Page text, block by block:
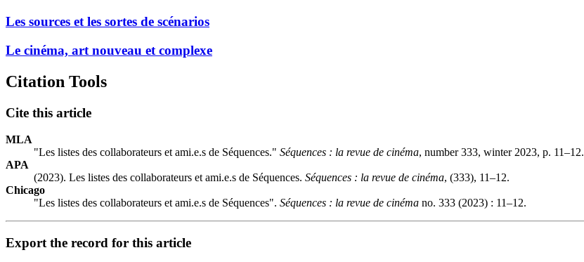
Les sources et les sortes de scénarios
Le cinéma, art nouveau et complexe
Citation Tools
Cite this article
MLA
"Les listes des collaborateurs et ami.e.s de Séquences." Séquences : la revue de cinéma, number 333, winter 2023, p. 11–12.
APA
(2023). Les listes des collaborateurs et ami.e.s de Séquences. Séquences : la revue de cinéma, (333), 11–12.
Chicago
"Les listes des collaborateurs et ami.e.s de Séquences". Séquences : la revue de cinéma no. 333 (2023) : 11–12.
Export the record for this article